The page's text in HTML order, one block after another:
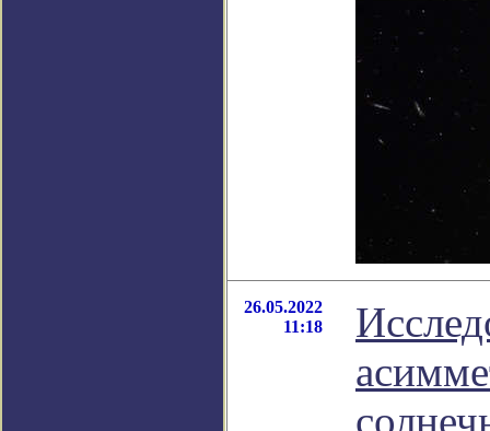
26.05.2022
11:18